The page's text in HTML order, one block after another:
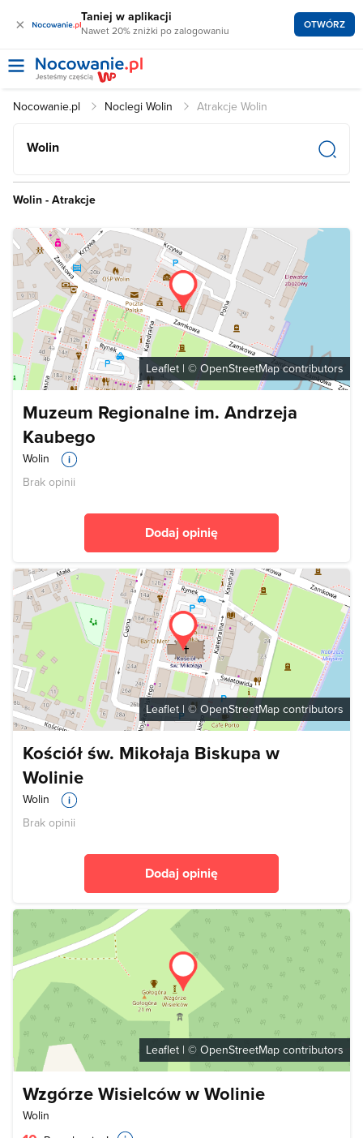
× Taniej w aplikacji
Nawet 20% zniżki po zalogowaniu OTWÓRZ
Nocowanie.pl Noclegi Wolin Atrakcje Wolin
Wolin
Wolin - Atrakcje
Leaflet | © OpenStreetMapcontributors
Muzeum Regionalne im. Andrzeja
Kaubego
Wolin
Brak opinii
Dodaj opinię
Leaflet| ©OpenStreetMap contributors
Kościół św. Mikołaja Biskupa w
Wolinie
Wolin
Brak opinii
Dodaj opinię
Leaflet | © OpenStreetMap contributors
Wzgórze Wisielców w Wolinie
Wolin